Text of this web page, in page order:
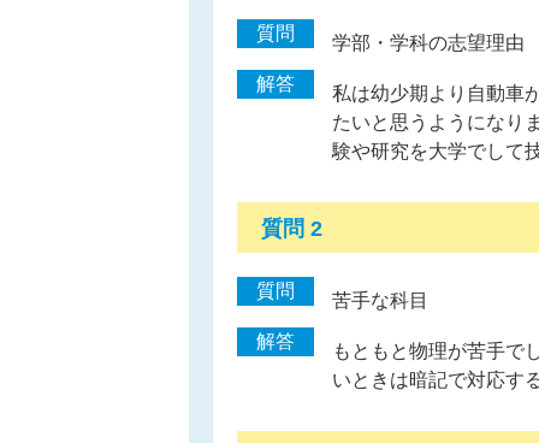
質問
学部・学科の志望理由
解答
私は幼少期より自動車
たいと思うようになり
験や研究を大学でして
質問 2
質問
苦手な科目
解答
もともと物理が苦手で
いときは暗記で対応す